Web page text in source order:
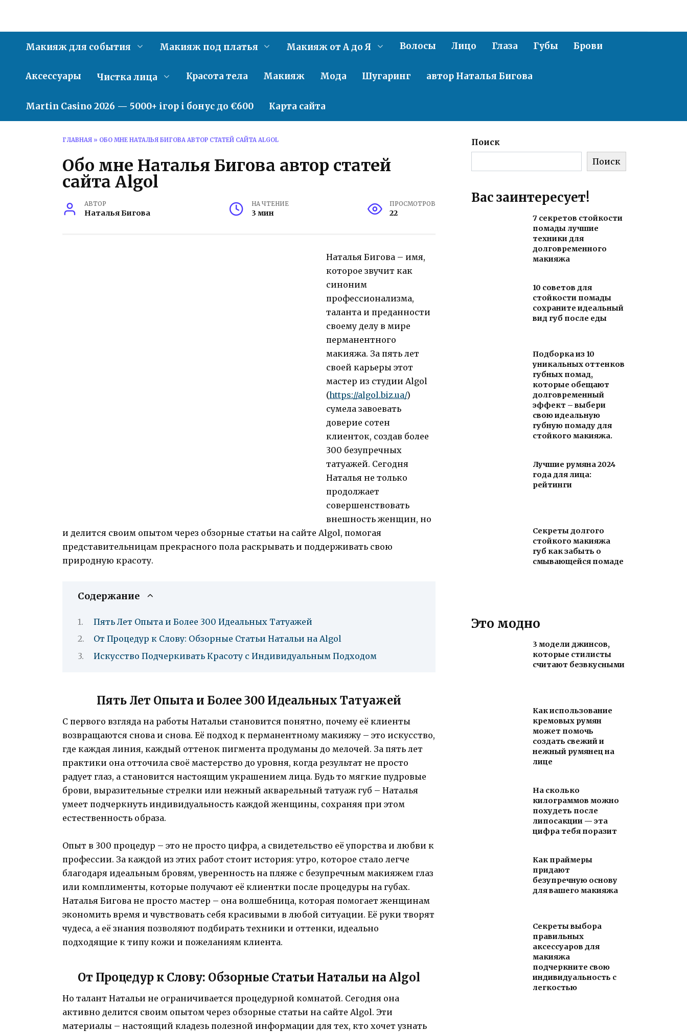
Макияж для события Макияж под платья Макияж от А до Я Волосы Лицо Глаза Губы Брови
Аксессуары Чистка лица Красота тела Макияж Мода Шугаринг автор Наталья Бигова
Martin Casino 2026 — 5000+ ігор і бонус до €600 Карта сайта
ГЛАВНАЯ » ОБО МНЕ НАТАЛЬЯ БИГОВА АВТОР СТАТЕЙ САЙТА ALGOL
Обо мне Наталья Бигова автор статей
сайта Algol
АВТОР
Наталья Бигова
НА ЧТЕНИЕ
3 мин
ПРОСМОТРОВ
22
Наталья Бигова – имя,
которое звучит как
синоним
профессионализма,
таланта и преданности
своему делу в мире
перманентного
макияжа. За пять лет
своей карьеры этот
мастер из студии Algol
(https://algol.biz.ua/)
сумела завоевать
доверие сотен
клиенток, создав более
300 безупречных
татуажей. Сегодня
Наталья не только
продолжает
совершенствовать
внешность женщин, но
и делится своим опытом через обзорные статьи на сайте Algol, помогая
представительницам прекрасного пола раскрывать и поддерживать свою
природную красоту.
Содержание
Пять Лет Опыта и Более 300 Идеальных Татуажей
От Процедур к Слову: Обзорные Статьи Натальи на Algol
Искусство Подчеркивать Красоту с Индивидуальным Подходом
Пять Лет Опыта и Более 300 Идеальных Татуажей
С первого взгляда на работы Натальи становится понятно, почему её клиенты
возвращаются снова и снова. Её подход к перманентному макияжу – это искусство,
где каждая линия, каждый оттенок пигмента продуманы до мелочей. За пять лет
практики она отточила своё мастерство до уровня, когда результат не просто
радует глаз, а становится настоящим украшением лица. Будь то мягкие пудровые
брови, выразительные стрелки или нежный акварельный татуаж губ – Наталья
умеет подчеркнуть индивидуальность каждой женщины, сохраняя при этом
естественность образа.
Опыт в 300 процедур – это не просто цифра, а свидетельство её упорства и любви к
профессии. За каждой из этих работ стоит история: утро, которое стало легче
благодаря идеальным бровям, уверенность на пляже с безупречным макияжем глаз
или комплименты, которые получают её клиентки после процедуры на губах.
Наталья Бигова не просто мастер – она волшебница, которая помогает женщинам
экономить время и чувствовать себя красивыми в любой ситуации. Её руки творят
чудеса, а её знания позволяют подбирать техники и оттенки, идеально
подходящие к типу кожи и пожеланиям клиента.
От Процедур к Слову: Обзорные Статьи Натальи на Algol
Но талант Натальи не ограничивается процедурной комнатой. Сегодня она
активно делится своим опытом через обзорные статьи на сайте Algol. Эти
материалы – настоящий кладезь полезной информации для тех, кто хочет узнать
Поиск
Поиск
Вас заинтересует!
7 секретов стойкости
помады лучшие
техники для
долговременного
макияжа
10 советов для
стойкости помады
сохраните идеальный
вид губ после еды
Подборка из 10
уникальных оттенков
губных помад,
которые обещают
долговременный
эффект – выбери
свою идеальную
губную помаду для
стойкого макияжа.
Лучшие румяна 2024
года для лица:
рейтинги
Секреты долгого
стойкого макияжа
губ как забыть о
смывающейся помаде
Это модно
3 модели джинсов,
которые стилисты
считают безвкусными
Как использование
кремовых румян
может помочь
создать свежий и
нежный румянец на
лице
На сколько
килограммов можно
похудеть после
липосакции — эта
цифра тебя поразит
Как праймеры
придают
безупречную основу
для вашего макияжа
Секреты выбора
правильных
аксессуаров для
макияжа
подчеркните свою
индивидуальность с
легкостью